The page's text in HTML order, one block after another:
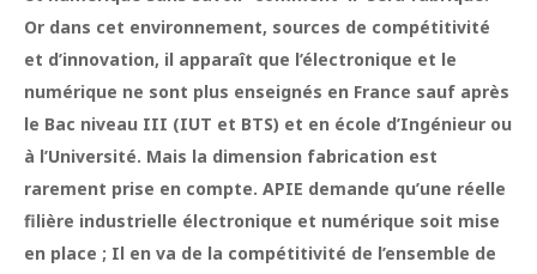
Or dans cet environnement, sources de compétitivité
et d’innovation, il apparaît que l’électronique et le
numérique ne sont plus enseignés en France sauf après
le Bac niveau III (IUT et BTS) et en école d’Ingénieur ou
à l’Université. Mais la dimension fabrication est
rarement prise en compte. APIE demande qu’une réelle
filière industrielle électronique et numérique soit mise
en place ; Il en va de la compétitivité de l’ensemble de